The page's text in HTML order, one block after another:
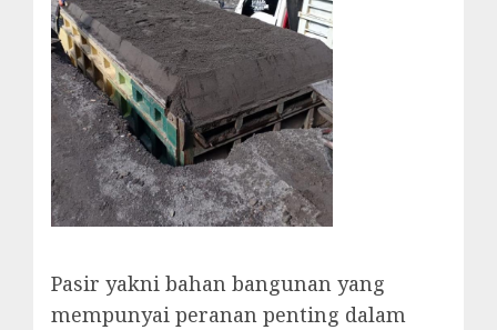
Pasir yakni bahan bangunan yang
mempunyai peranan penting dalam